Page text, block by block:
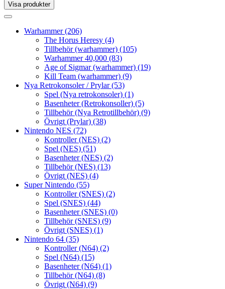
Visa produkter
Toggle
Toggle
navigationWarhammer(206)
The Horus Heresy (4)
Tillbehör (warhammer) (105)
Warhammer 40,000 (83)
Age of Sigmar (warhammer) (19)
Kill Team (warhammer) (9)
Nya Retrokonsoler / Prylar(53)
Spel (Nya retrokonsoler) (1)
Basenheter (Retrokonsoller) (5)
Tillbehör (Nya Retrotillbehör) (9)
Övrigt (Prylar) (38)
Nintendo NES (72)
Kontroller (NES) (2)
Spel (NES) (51)
Basenheter (NES) (2)
Tillbehör (NES) (13)
Övrigt (NES) (4)
Super Nintendo (55)
Kontroller (SNES) (2)
Spel (SNES) (44)
Basenheter (SNES) (0)
Tillbehör (SNES) (9)
Övrigt (SNES) (1)
Nintendo 64 (35)
Kontroller (N64) (2)
Spel (N64) (15)
Basenheter (N64) (1)
Tillbehör (N64) (8)
Övrigt (N64) (9)